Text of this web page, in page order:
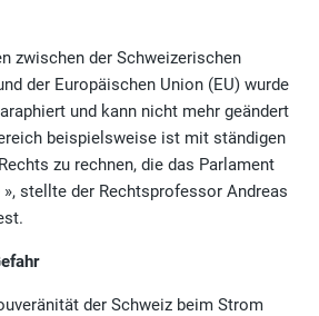
zwischen der Schweizerischen
der Europäischen Union (EU) wurde
und kann nicht mehr geändert
beispielsweise ist mit ständigen
zu rechnen, die das Parlament
stellte der Rechtsprofessor Andreas
der Schweiz beim Strom